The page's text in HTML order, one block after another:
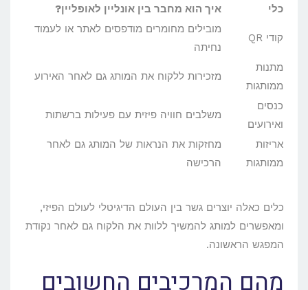
כלי איך הוא מחבר בין אונליין לאופליין?
קודי QR
מובילים מחומרים מודפסים לאתר או לעמוד
נחיתה
מתנות
ממותגות
מזכירות ללקוח את המותג גם לאחר האירוע
כנסים
ואירועים
משלבים חוויה פיזית עם פעילות ברשתות
אריזות
ממותגות
מחזקות את הנראות של המותג גם לאחר
הרכישה
כלים כאלה יוצרים גשר בין העולם הדיגיטלי לעולם הפיזי,
ומאפשרים למותג להמשיך ללוות את הלקוח גם לאחר נקודת
המפגש הראשונה.
מהם המרכיבים החשובים